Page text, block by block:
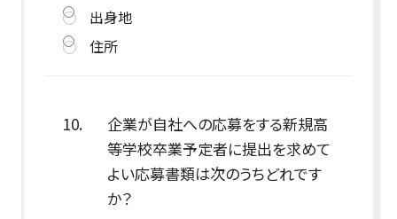
出身地
住所
10.
企業が自社への応募をする新規高
等学校卒業予定者に提出を求めて
よい応募書類は次のうちどれです
か？